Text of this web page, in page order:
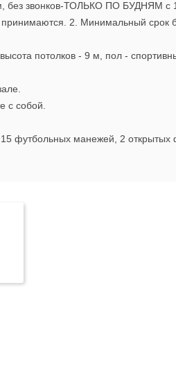
без звонков-ТОЛЬКО ПО
2. Минимальный срок
потолков - 9 м, пол -
с собой.
футбольных манежей, 2